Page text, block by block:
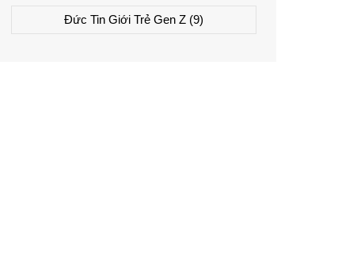
Đức Tin Giới Trẻ Gen Z (9)